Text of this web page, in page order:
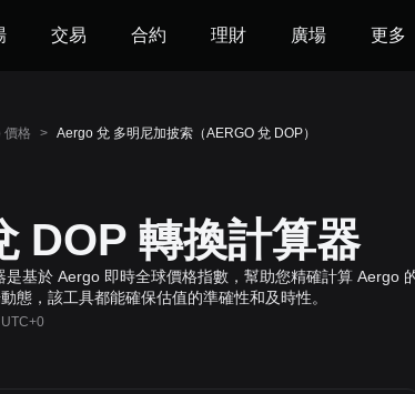
交易 合約 理財 廣場 更多
價格 > Aergo 兌 多明尼加披索（AERGO 兌 DOP）
DOP 轉換計算器
是基於 Aergo 即時全球價格指數，幫助您精確計算
態，該工具都能確保估值的準確性和及時性。